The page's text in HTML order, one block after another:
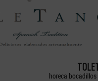
horeca